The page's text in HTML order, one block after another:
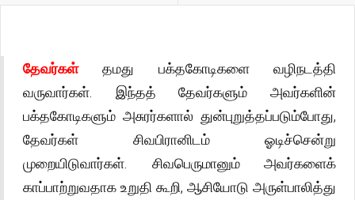
தேவர்கள்தமது பக்தகோடிகளை வழிநடத்தி
வருவார்கள். இந்தத் தேவர்களும் அவர்களின்
பக்தகோடிகளும் அசுரர்களால் துன்புறுத்தப்படும்போது,
தேவர்கள் சிவபிரானிடம் ஓடிச்சென்று
முறையிடுவார்கள். சிவபெருமானும் அவர்களைக்
காப்பாற்றுவதாக உறுதி கூறி, ஆசியோடு அருள்பாலித்து